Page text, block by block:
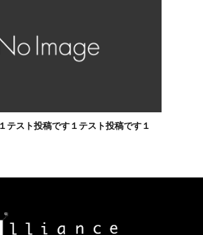
テスト投稿です１テスト投稿です１